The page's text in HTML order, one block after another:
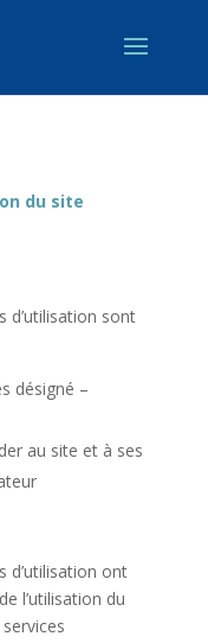
du site
d’utilisation sont
désigné –
au site et à ses
d’utilisation ont
l’utilisation du